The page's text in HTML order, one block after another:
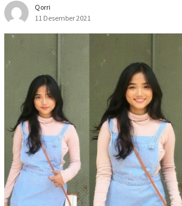
Qorri
11 Desember 2021